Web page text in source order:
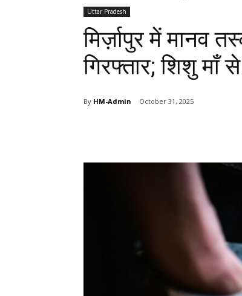
Uttar Pradesh
मिर्ज़ापुर में मानव
गिरफ्तार; शिशु माँ
By HM-Admin October 31, 2025